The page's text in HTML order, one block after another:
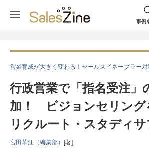
事例
営業育成が大きく変わる！セールスイネーブラー対
行政営業で「指名受注」
加！ ビジョンセリング
リクルート・スタディ
宮田華江（編集部） [著]